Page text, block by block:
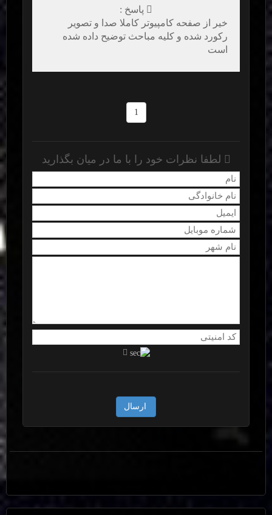
پاسخ :
خیر از صفحه کامپیوتر کاملا صدا و تصویر
رکورد شده و کلیه مباحث توضیح داده شده
است
1
لطفا نظرات خود را با ما در میان بگذارید
آموزش ریمپ ای سی یو,ارتقاء کامپیوتر خودرو,چیپ تیونینگ,افزایش
شتاب